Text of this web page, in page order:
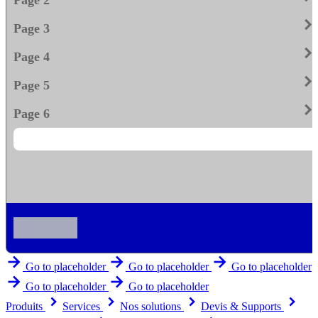
Page 3 keyboard_arrow_right
Page 4 keyboard_arrow_right
Page 5 keyboard_arrow_right
Page 6 keyboard_arrow_right
arrow_forward Go to placeholder arrow_forward Go to placeholder arrow_forward Go to placeholder
arrow_forward Go to placeholder arrow_forward Go to placeholder
Produits
keyboard_arrow_right Services keyboard_arrow_right Nos solutions keyboard_arrow_right Devis & Supports keyboard_arrow_right